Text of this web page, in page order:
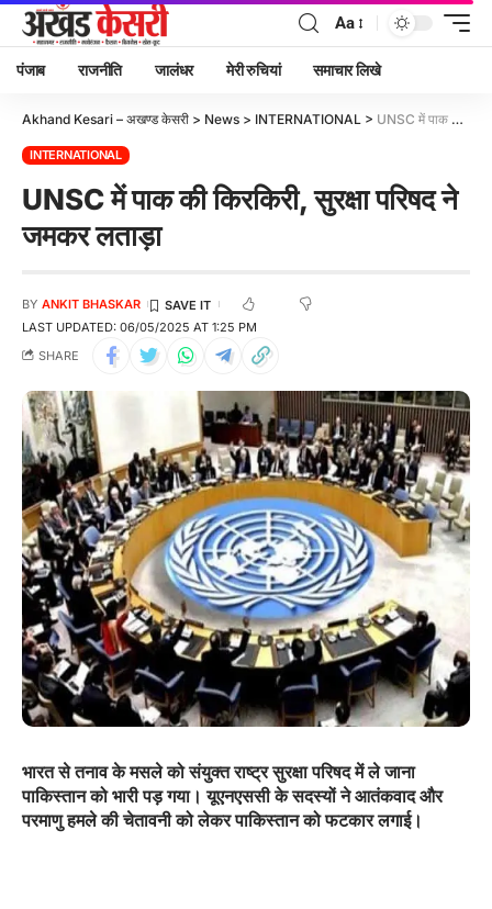
Aa
पंजाब राजनीति जालंधर मेरी रुचियां समाचार लिखे
Akhand Kesari – अखण्ड केसरी > News > INTERNATIONAL > UNSC में पाक की किरकिरी, सुरक्षा परिषद ने जमकर लताड़ा
INTERNATIONAL
UNSC में पाक की किरकिरी, सुरक्षा परिषद ने
जमकर लताड़ा
LAST UPDATED: 06/05/2025 AT 1:25 PM
BY ANKIT BHASKAR
SHARE
भारत से तनाव के मसले को संयुक्त राष्ट्र सुरक्षा परिषद में ले जाना
पाकिस्तान को भारी पड़ गया। यूएनएससी के सदस्यों ने आतंकवाद और
परमाणु हमले की चेतावनी को लेकर पाकिस्तान को फटकार लगाई।